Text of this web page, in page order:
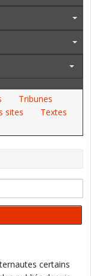
Tribunes
sites
Textes
LA VOILE, L'EAC,
certains